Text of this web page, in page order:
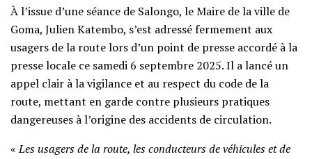
À l’issue d’une séance de Salongo, le Maire de la ville de
Goma, Julien Katembo, s’est adressé fermement aux
usagers de la route lors d’un point de presse accordé à la
presse locale ce samedi 6 septembre 2025. Il a lancé un
appel clair à la vigilance et au respect du code de la
route, mettant en garde contre plusieurs pratiques
dangereuses à l’origine des accidents de circulation.
«Les usagers de la route, les conducteurs de véhicules et de